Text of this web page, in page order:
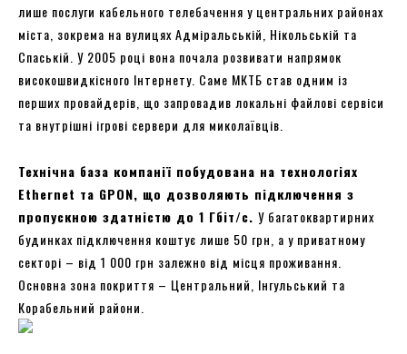
лише послуги кабельного телебачення у центральних районах
міста, зокрема на вулицях Адміральській, Нікольській та
Спаській. У 2005 році вона почала розвивати напрямок
високошвидкісного Інтернету. Саме МКТБ став одним із
перших провайдерів, що запровадив локальні файлові сервіси
та внутрішні ігрові сервери для миколаївців.
Технічна база компанії побудована на технологіях
Ethernet та GPON, що дозволяють підключення з
пропускною здатністю до 1 Гбіт/с. У багатоквартирних
будинках підключення коштує лише 50 грн, а у приватному
секторі – від 1 000 грн залежно від місця проживання.
Основна зона покриття – Центральний, Інгульський та
Корабельний райони.